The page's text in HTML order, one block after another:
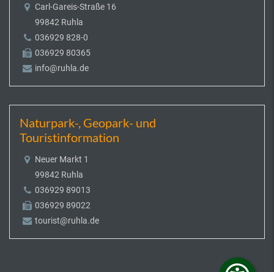
Carl-Gareis-Straße 16
99842 Ruhla
036929 828-0
036929 80365
info@ruhla.de
Naturpark-, Geopark- und
Touristinformation
Neuer Markt 1
99842 Ruhla
036929 89013
036929 89022
tourist@ruhla.de